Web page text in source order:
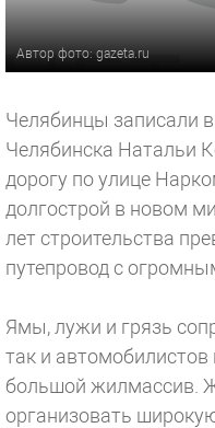
Автор фото: gazeta.ru
Челябинцы записали
Челябинска Натальи
дорогу по улице
долгострой в новом
лет строительства
путепровод с
Ямы, лужи и грязь
так и
большой жилмассив.
организовать